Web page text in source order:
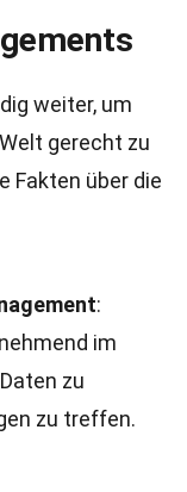
weiter, um
gerecht zu
Fakten über die
:
im
zu
zu treffen.